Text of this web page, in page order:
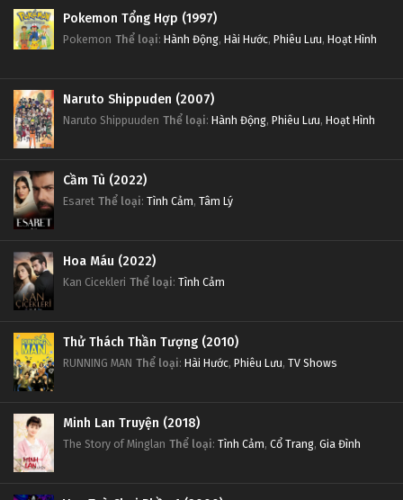
Pokemon Tổng Hợp (1997)
Pokemon Thể loại: Hành Động, Hài Hước, Phiêu Lưu, Hoạt Hình
Naruto Shippuden (2007)
Naruto Shippuuden Thể loại: Hành Động, Phiêu Lưu, Hoạt Hình
Cầm Tù (2022)
Esaret Thể loại: Tình Cảm, Tâm Lý
Hoa Máu (2022)
Kan Cicekleri Thể loại: Tình Cảm
Thử Thách Thần Tượng (2010)
RUNNING MAN Thể loại: Hài Hước, Phiêu Lưu, TV Shows
Minh Lan Truyện (2018)
The Story of Minglan Thể loại: Tình Cảm, Cổ Trang, Gia Đình